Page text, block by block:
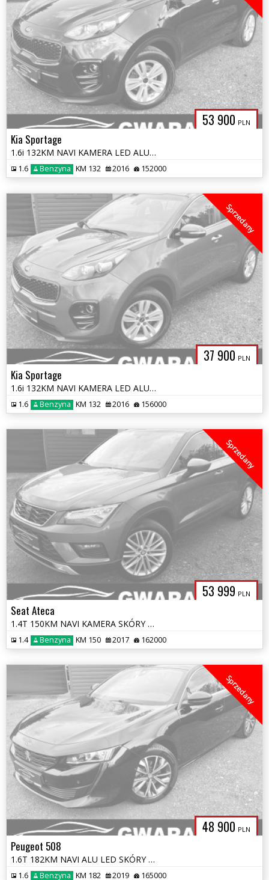
53 900 PLN
Kia Sportage
1.6i 132KM NAVI KAMERA LED ALU 2xPDC GRZ.FOTELE LineAssist CHROM OPŁA
1.6 Benzyna KM 132 2016 152000
37 900 PLN
Sprzedany
Kia Sportage
1.6i 132KM NAVI KAMERA LED ALU 2xPDC 4xGRZ.FOTELE+KIEROWNICA LineAssis
1.6 Benzyna KM 132 2016 156000
53 999 PLN
Sprzedany
Seat Ateca
1.4T 150KM NAVI KAMERA SKÓRY ALU LED MATRIX GRZ.FOTELE RADAR OPŁATY
1.4 Benzyna KM 150 2017 162000
48 900 PLN
Sprzedany
Peugeot 508
1.6T 182KM NAVI ALU LED SKÓRY KAMERA 360 BLIS VIRTUAL AUTOMAT KeyFree
1.6 Benzyna KM 182 2019 165000